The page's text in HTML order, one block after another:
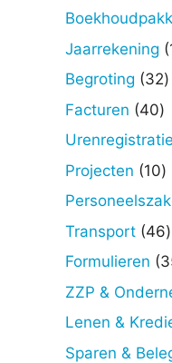
Jaarrekening
Begroting 3232
Facturen 4040
Urenregistratie
Projecten 1010
Transport 46
Formulieren
ZZP &
Lenen &
Sparen &